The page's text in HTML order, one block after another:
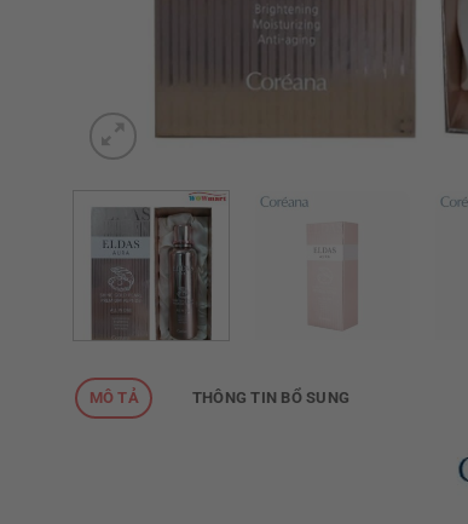
MÔ TẢ THÔNG TIN BỔ SUNG